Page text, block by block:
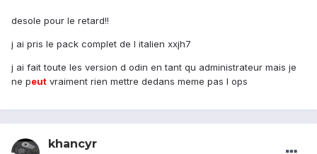
desole pour le retard!!
j ai pris le pack complet de l italien xxjh7
j ai fait toute les version d odin en tant qu administrateur mais je
ne peut vraiment rien mettre dedans meme pas l ops
khancyr